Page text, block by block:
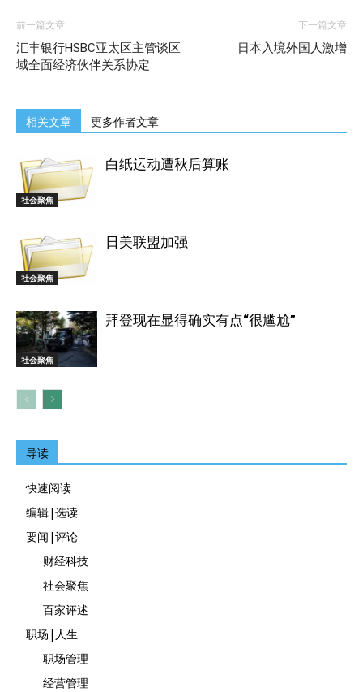
前一篇文章
汇丰银行HSBC亚太区主管谈区
域全面经济伙伴关系协定
下一篇文章
日本入境外国人激增
相关文章 更多作者文章
社会聚焦
白纸运动遭秋后算账
社会聚焦
日美联盟加强
社会聚焦
拜登现在显得确实有点“很尴尬”
导读
快速阅读
编辑|选读
要闻|评论
财经科技
社会聚焦
百家评述
职场|人生
职场管理
经营管理